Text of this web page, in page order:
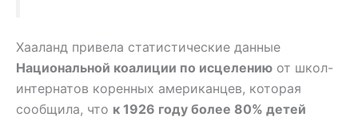
Хааланд привела статистические данные
Национальной коалиции по исцелению от школ-
интернатов коренных американцев, которая
сообщила, что к 1926 году более 80% детей